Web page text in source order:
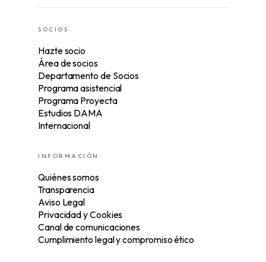
SOCIOS
Hazte socio
Área de socios
Departamento de Socios
Programa asistencial
Programa Proyecta
Estudios DAMA
Internacional
INFORMACIÓN
Quiénes somos
Transparencia
Aviso Legal
Privacidad y Cookies
Canal de comunicaciones
Cumplimiento legal y compromiso ético